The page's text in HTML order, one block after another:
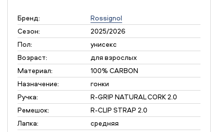
Бренд:
Rossignol
Сезон:
2025/2026
Пол:
унисекс
Возраст:
для взрослых
Материал:
100% CARBON
Назначение:
гонки
Ручка:
R-GRIP NATURAL CORK 2.0
Ремешок:
R-CLIP STRAP 2.0
Лапка:
средняя